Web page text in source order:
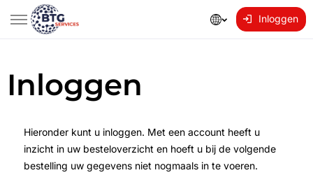
Inloggen
Inloggen
Hieronder kunt u inloggen. Met een account heeft u
inzicht in uw besteloverzicht en hoeft u bij de volgende
bestelling uw gegevens niet nogmaals in te voeren.